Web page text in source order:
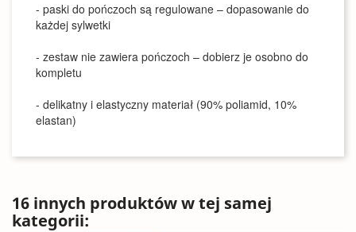
- paski do pończoch są regulowane – dopasowanie do
każdej sylwetki
- zestaw nie zawiera pończoch – dobierz je osobno do
kompletu
- delikatny i elastyczny materiał (90% poliamid, 10%
elastan)
16 innych produktów w tej samej
kategorii: